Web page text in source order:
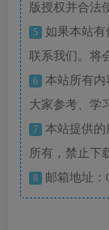
版授权并合法
5
如果本站有
联系我们。将
6
本站所有
大家参考、学
7
本站提供的
所有，禁止下
8 邮箱地址：